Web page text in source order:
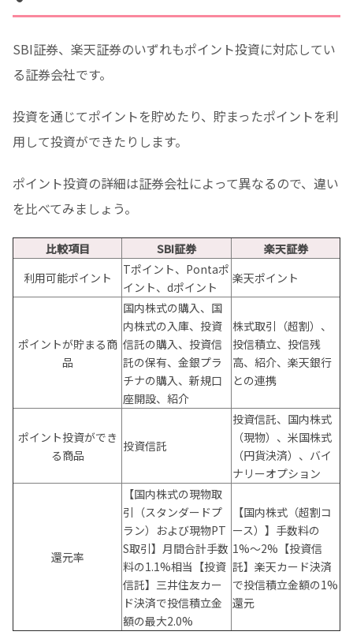
SBI証券、楽天証券のいずれもポイント投資に対応してい
る証券会社です。
投資を通じてポイントを貯めたり、貯まったポイントを利
用して投資ができたりします。
ポイント投資の詳細は証券会社によって異なるので、違い
を比べてみましょう。
比較項目 SBI証券
楽天証券
利用可能ポイント
Tポイント、Pontaポ
イント、dポイント
楽天ポイント
ポイントが貯まる商
品
国内株式の購入、国
内株式の入庫、投資
信託の購入、投資信
託の保有、金銀プラ
チナの購入、新規口
座開設、紹介
株式取引（超割）、
投信積立、投信残
高、紹介、楽天銀行
との連携
ポイント投資ができ
る商品
投資信託
投資信託、国内株式
（現物）、米国株式
（円貨決済）、バイ
ナリーオプション
還元率
【国内株式の現物取
引（スタンダードプ
ラン）および現物PT
S取引】 月間合計手数
料の1.1%相当 【投資
信託】 三井住友カー
ド決済で投信積立金
額の最大2.0%
【国内株式（超割コ
ース）】 手数料の
1%〜2% 【投資信
託】 楽天カード決済
で投信積立金額の1%
還元